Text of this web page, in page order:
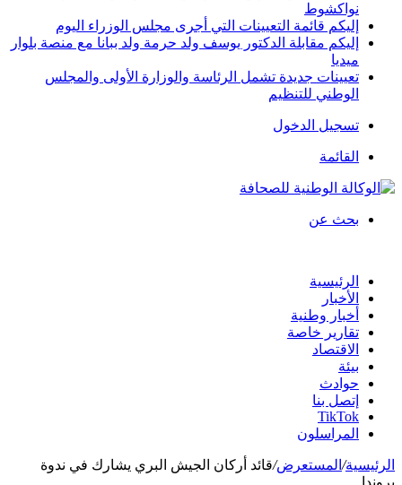
نواكشوط
إليكم قائمة التعيينات التي أجرى مجلس الوزراء اليوم
إليكم مقابلة الدكتور يوسف ولد حرمة ولد ببانا مع منصة بلوار
ميديا
تعيينات جديدة تشمل الرئاسة والوزارة الأولى والمجلس
الوطني للتنظيم
تسجيل الدخول
القائمة
بحث عن
الرئيسية
الأخبار
أخبار وطنية
تقارير خاصة
الاقتصاد
بيئة
حوادث
إتصل بنا
TikTok
المراسلون
الرئيسية/ المستعرض/قائد أركان الجيش البري يشارك في ندوة
بروندا